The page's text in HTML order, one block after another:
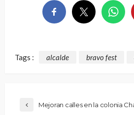
Tags : alcalde bravo fest
Mejoran calles en la colonia